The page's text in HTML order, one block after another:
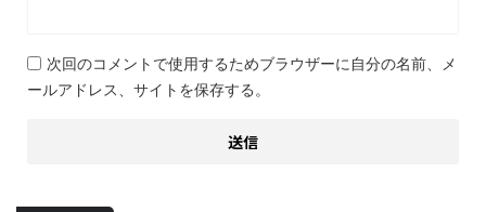
次回のコメントで使用するためブラウザーに自分の名前、メ
ールアドレス、サイトを保存する。